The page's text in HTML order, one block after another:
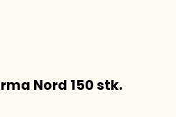
Nord 150 stk.